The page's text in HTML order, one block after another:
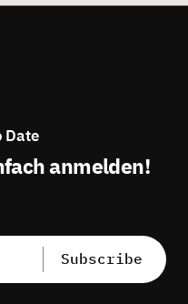
Date
anmelden!
Subscribe